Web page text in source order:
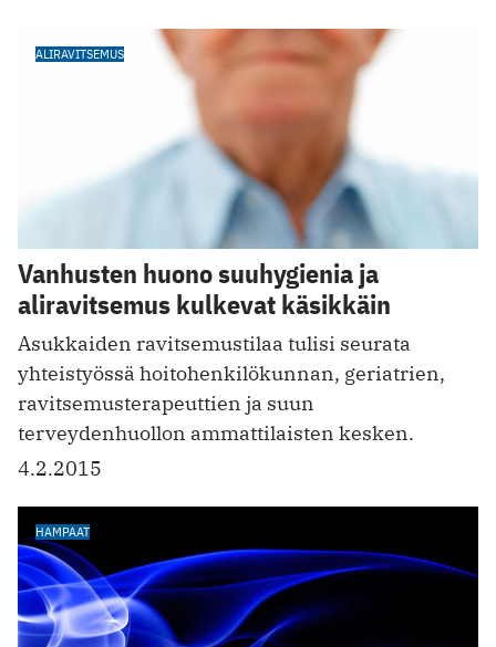
ALIRAVITSEMUS
Vanhusten huono suuhygienia ja
aliravitsemus kulkevat käsikkäin
Asukkaiden ravitsemustilaa tulisi seurata
yhteistyössä hoitohenkilökunnan, geriatrien,
ravitsemusterapeuttien ja suun
terveydenhuollon ammattilaisten kesken.
4.2.2015
HAMPAAT